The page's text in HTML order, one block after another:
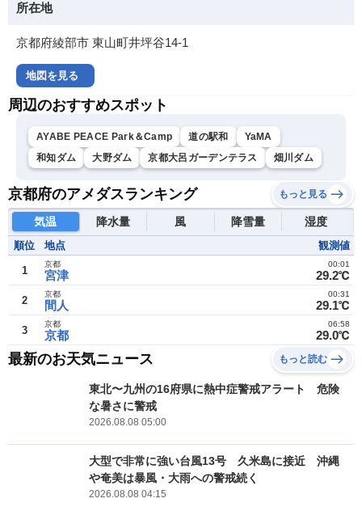
所在地
京都府綾部市 東山町井坪谷14-1
地図を見る
周辺のおすすめスポット
AYABE PEACE Park＆Camp 道の駅和
YaMA
和知ダム
大野ダム 京都大呂ガーデンテラス 畑川ダム
京都府のアメダスランキング もっと見る
気温 降水量 風 降雪量 湿度
順位 地点 観測値
1 宮津
京都
29.2℃
00:01
2 間人
京都
29.1℃
00:31
3 京都
京都
29.0℃
06:58
最新のお天気ニュース もっと読む
東北〜九州の16府県に熱中症警戒アラート 危険
な暑さに警戒
2026.08.08 05:00
大型で非常に強い台風13号 久米島に接近 沖縄
や奄美は暴風・大雨への警戒続く
2026.08.08 04:15